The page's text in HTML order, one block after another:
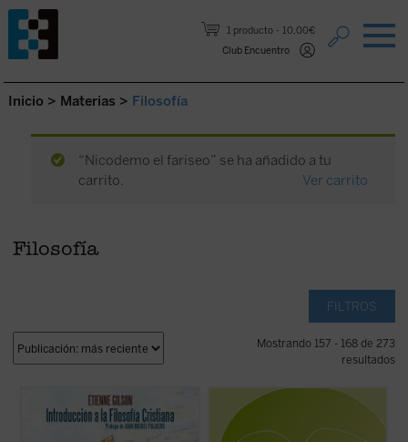
1 producto
10,00€
Club Encuentro
Saltar al contenido.
Inicio > Materias > Filosofía
“Nicodemo el fariseo” se ha añadido a tu
carrito.
Ver carrito
Filosofía
FILTROS
Mostrando 157 - 168 de 273
resultados
Prólogo de Juan Miguel Palacios
En este libro, inédito hasta ahora en
español, descubrimos un ensayo brillante
El problema de la relación cuerpo-alma es
de los que no dejan a nadie indiferente. Hay
que añadir además que es un problema
ineludible. Porque tanto si se admite la